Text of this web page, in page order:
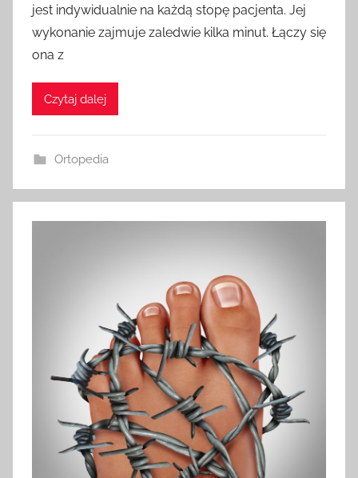
jest indywidualnie na każdą stopę pacjenta. Jej
wykonanie zajmuje zaledwie kilka minut. Łączy się
ona z
Czytaj dalej
Ortopedia